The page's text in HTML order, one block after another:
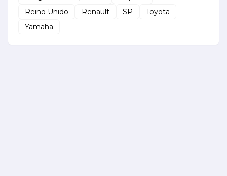
Reino Unido
Renault SP
Toyota
Yamaha